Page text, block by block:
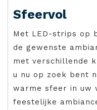
Sfeervol
Met LED-strips op
de gewenste
met verschillende
u nu op zoek bent
warme sfeer in uw
feestelijke